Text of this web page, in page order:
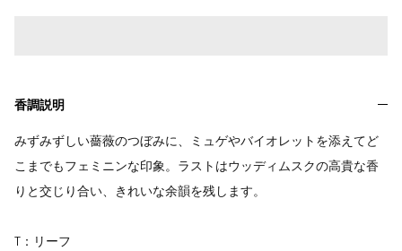
香調説明
みずみずしい薔薇のつぼみに、ミュゲやバイオレットを添えてど
こまでもフェミニンな印象。ラストはウッディムスクの高貴な香
りと交じり合い、きれいな余韻を残します。
T：リーフ